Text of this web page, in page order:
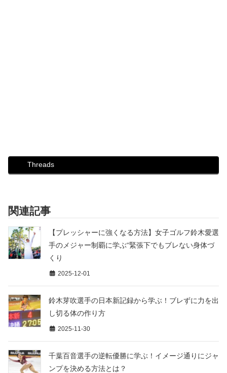
Threads
関連記事
【プレッシャーに強くなる方法】女子ゴルフ鈴木愛選
手のメジャー制覇に学ぶ“緊張下でもブレない身体づ
くり
2025-12-01
鈴木芽吹選手の日本新記録から学ぶ！ブレずに力を出
し切る体の作り方
2025-11-30
千葉百音選手の逆転優勝に学ぶ！イメージ通りにジャ
ンプを決める方法とは？